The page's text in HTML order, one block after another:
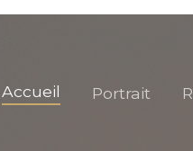
Accueil Portrait